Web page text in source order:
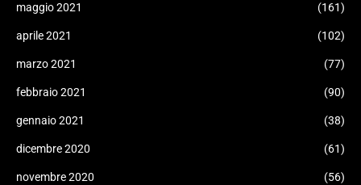
maggio 2021 (161)
aprile 2021 (102)
marzo 2021 (77)
febbraio 2021 (90)
gennaio 2021 (38)
dicembre 2020 (61)
novembre 2020 (56)